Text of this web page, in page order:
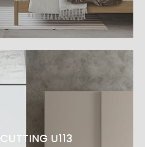
CUTTING U113